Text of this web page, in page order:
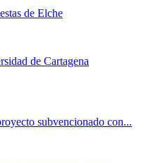
de Elche
de Cartagena
subvencionado con...